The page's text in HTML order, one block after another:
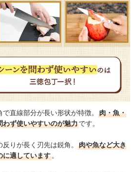
直線部分が長い形状が特徴。
肉・魚・
ず使いやすいのが魅力です。
りが長く刃先は鋭角。
肉や魚など大き
に適しています 。